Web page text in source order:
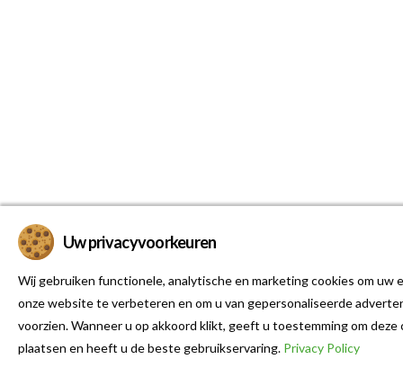
Uw privacyvoorkeuren
Wij gebruiken functionele, analytische en marketing cookies om uw
onze website te verbeteren en om u van gepersonaliseerde
voorzien. Wanneer u op akkoord klikt, geeft u toestemming om deze
plaatsen en heeft u de beste gebruikservaring. Privacy Policy